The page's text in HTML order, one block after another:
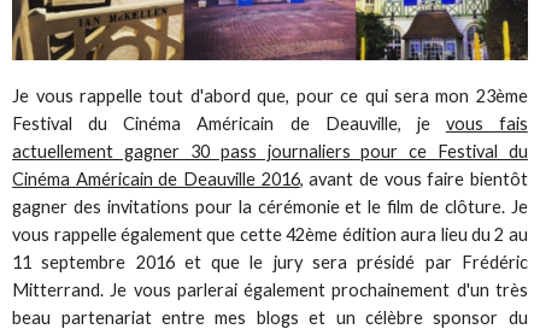
Je vous rappelle tout d'abord que, pour ce qui sera mon 23ème
Festival du Cinéma Américain de Deauville, je vous fais
actuellement gagner 30 pass journaliers pour ce Festival du
Cinéma Américain de Deauville 2016, avant de vous faire bientôt
gagner des invitations pour la cérémonie et le film de clôture. Je
vous rappelle également que cette 42ème édition aura lieu du 2 au
11 septembre 2016 et que le jury sera présidé par Frédéric
Mitterrand. Je vous parlerai également prochainement d'un très
beau partenariat entre mes blogs et un célèbre sponsor du